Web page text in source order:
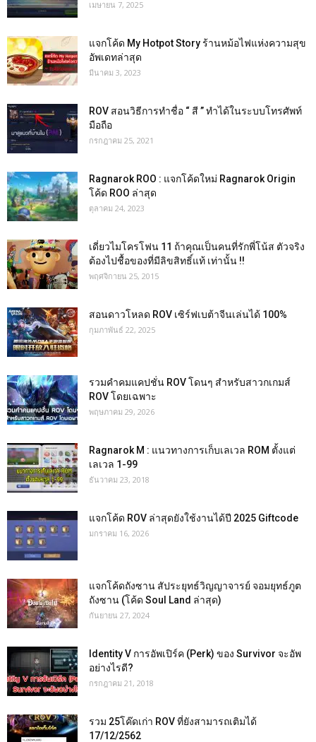
เมษายน 7, 2025
แจกโค้ด My Hotpot Story ร้านหม้อไฟแห่งความสุข
อัพเดทล่าสุด
มีนาคม 3, 2023
ROV สอนวิธีการทำชื่อ “ สี ” ทำได้ในระบบโทรศัพท์
มือถือ
กรกฎาคม 25, 2021
Ragnarok ROO : แจกโค้ดใหม่ Ragnarok Origin
โค้ด ROO ล่าสุด
ตุลาคม 24, 2023
เดี่ยวไมโครโฟน 11 ถ้าคุณเป็นคนที่รักพี่โน้ส ตัวจริง
ต้องไปชื้อของที่มีลิขสิทธิ์แท้ เท่านั้น !!
พฤศจิกายน 25, 2015
สอนดาวโหลด ROV เซิร์ฟเบต้าจีนเล่นได้ 100%
กุมภาพันธ์ 22, 2025
รวมคำคมแคปชั่น ROV โดนๆ สำหรับสาวกเกมส์
ROV โดยเฉพาะ
พฤษภาคม 29, 2026
Ragnarok M : แนวทางการเก็บเลเวล ROM ตั้งแต่
เลเวล 1-99
ธันวาคม 23, 2018
แจกโค้ด ROV ล่าสุดยังใช้งานได้ปี 2025 Giftcode
มกราคม 16, 2026
แจกโค้ดถังซาน สัประยุทธ์วิญญาจารย์ จอมยุทธ์ภูต
ถังซาน (โค้ด Soul Land ล่าสุด)
กันยายน 27, 2024
Identity V การอัพเปิร์ค (Perk) ของ Survivor จะอัพ
อย่างไรดี?
กรกฎาคม 21, 2018
รวม 25โค๊ดเก่า ROV ที่ยังสามารถเติมได้
17/12/2562